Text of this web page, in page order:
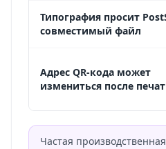
Типография просит
совместимый файл
Адрес QR-кода может
измениться после
Частая